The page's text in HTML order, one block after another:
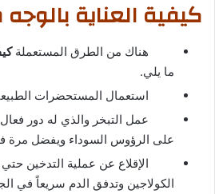
كيفية العناية
هناك من الطرق المستعملة
ما يلي.
استعمال المستحضرات
عمل التبخر والذي له دور
على الرؤوس السوداء ويفضل مرة
الإقلاع عن عملية التدخين
الكولاجين وتدفق الدم سريعاً في